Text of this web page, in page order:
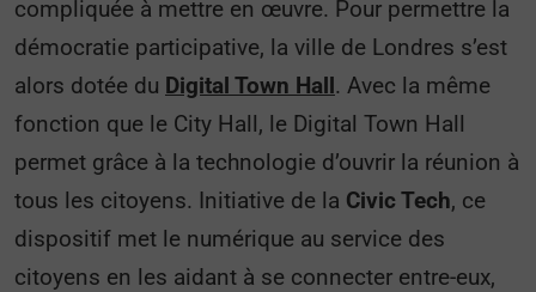
compliquée à mettre en œuvre. Pour permettre la
démocratie participative, la ville de Londres s’est
alors dotée du Digital Town Hall. Avec la même
fonction que le City Hall, le Digital Town Hall
permet grâce à la technologie d’ouvrir la réunion à
tous les citoyens. Initiative de la Civic Tech, ce
dispositif met le numérique au service des
citoyens en les aidant à se connecter entre-eux,